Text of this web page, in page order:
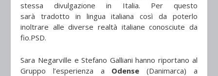
stessa divulgazione in Italia. Per questo
sarà tradotto in lingua italiana così da poterlo
inoltrare alle diverse realtà italiane conosciute da
fio.PSD.
Sara Negarville e Stefano Galliani hanno riportano al
Gruppo l’esperienza a Odense (Danimarca) a